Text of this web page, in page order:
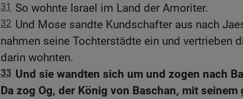
31 So wohnte Israel im Land der Amoriter.
32 Und Mose sandte Kundschafter aus nach
nahmen seine Tochterstädte ein und vertrieben
darin wohnten.
33 Und sie wandten sich um und zogen nach
Da zog Og, der König von Baschan, mit seinem